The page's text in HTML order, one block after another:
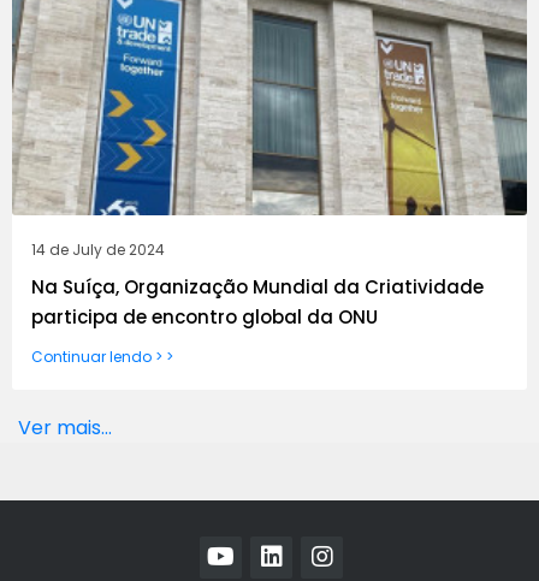
14 de July de 2024
Na Suíça, Organização Mundial da Criatividade
participa de encontro global da ONU
Continuar lendo > >
Ver mais...